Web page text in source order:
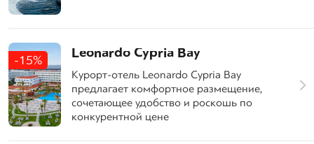
-15% Leonardo Cypria Bay
Курорт-отель Leonardo Cypria Bay
предлагает комфортное размещение,
сочетающее удобство и роскошь по
конкурентной цене